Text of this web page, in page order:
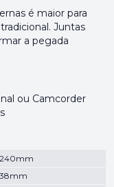
é maior para
Juntas
a pegada
ou Camcorder
240mm
38mm